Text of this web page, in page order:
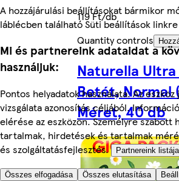
A hozzájárulási beállításokat bármikor
láblécben található Süti beállítások
Mi és partnereink adataidat a
használjuk:
Pontos helyadatok használata. Az
vizsgálata azonosítás céljából.
elérése az eszközön. Személyre szabott
tartalmak, hirdetések és tartalmak
és szolgáltatásfejlesztés.
Partnereink listája
Összes elfogadása Összes elutasítása
119 Ft/db
Quantity controls
Naturella Ultra
Betét, Normal
Méret, 40 db